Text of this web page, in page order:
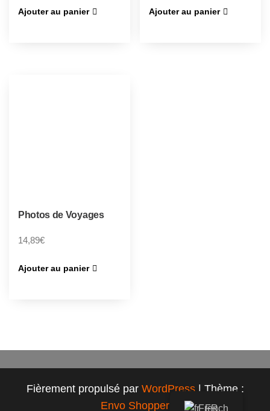
Ajouter au panier Ajouter au panier
Photos de Voyages
14,89€
Ajouter au panier
Fièrement propulsé par WordPress | Thème :
Envo Shopper
French